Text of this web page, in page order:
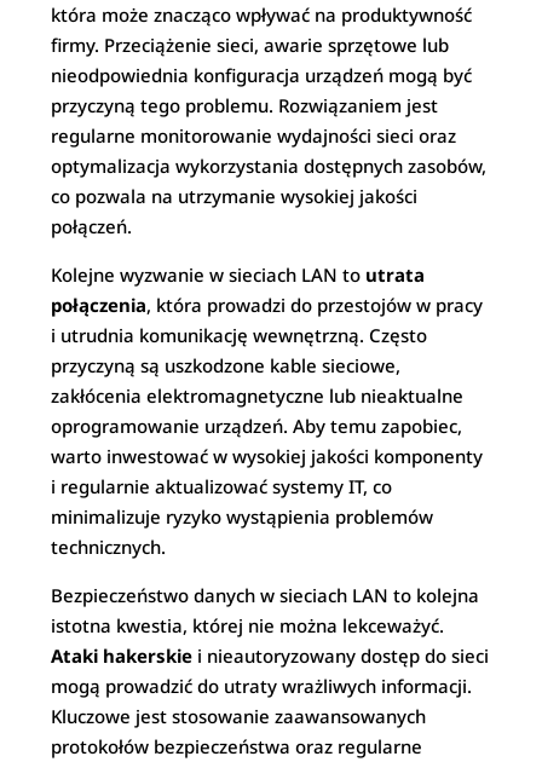
która może znacząco wpływać na produktywność
firmy. Przeciążenie sieci, awarie sprzętowe lub
nieodpowiednia konfiguracja urządzeń mogą być
przyczyną tego problemu. Rozwiązaniem jest
regularne monitorowanie wydajności sieci oraz
optymalizacja wykorzystania dostępnych zasobów,
co pozwala na utrzymanie wysokiej jakości
połączeń.
Kolejne wyzwanie w sieciach LAN to utrata
połączenia, która prowadzi do przestojów w pracy
i utrudnia komunikację wewnętrzną. Często
przyczyną są uszkodzone kable sieciowe,
zakłócenia elektromagnetyczne lub nieaktualne
oprogramowanie urządzeń. Aby temu zapobiec,
warto inwestować w wysokiej jakości komponenty
i regularnie aktualizować systemy IT, co
minimalizuje ryzyko wystąpienia problemów
technicznych.
Bezpieczeństwo danych w sieciach LAN to kolejna
istotna kwestia, której nie można lekceważyć.
Ataki hakerskie i nieautoryzowany dostęp do sieci
mogą prowadzić do utraty wrażliwych informacji.
Kluczowe jest stosowanie zaawansowanych
protokołów bezpieczeństwa oraz regularne